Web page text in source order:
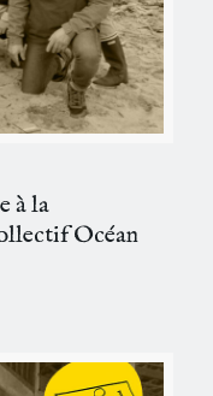
à la
Océan